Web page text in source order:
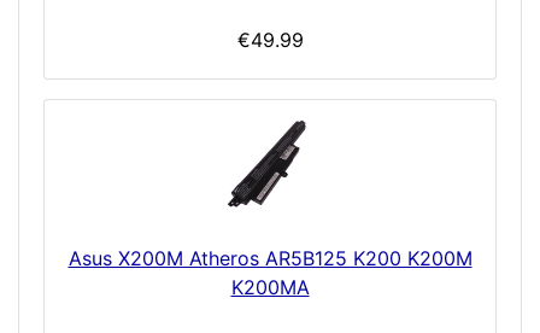
€49.99
Asus X200M Atheros AR5B125 K200 K200M
K200MA